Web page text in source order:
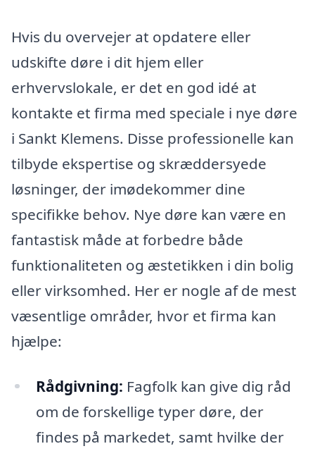
Hvis du overvejer at opdatere eller
udskifte døre i dit hjem eller
erhvervslokale, er det en god idé at
kontakte et firma med speciale i nye døre
i Sankt Klemens. Disse professionelle kan
tilbyde ekspertise og skræddersyede
løsninger, der imødekommer dine
specifikke behov. Nye døre kan være en
fantastisk måde at forbedre både
funktionaliteten og æstetikken i din bolig
eller virksomhed. Her er nogle af de mest
væsentlige områder, hvor et firma kan
hjælpe:
Rådgivning: Fagfolk kan give dig råd
om de forskellige typer døre, der
findes på markedet, samt hvilke der